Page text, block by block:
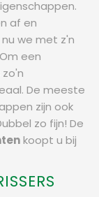
af en
we met z'n
een
De meeste
zijn ook
zo fijn! De
koopt u bij